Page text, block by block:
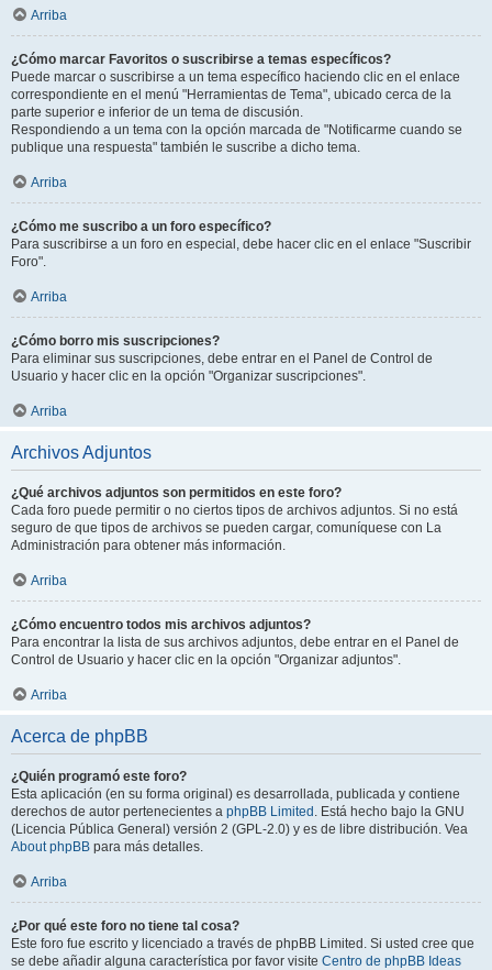
Arriba
¿Cómo marcar Favoritos o suscribirse a temas específicos?
Puede marcar o suscribirse a un tema específico haciendo clic en el enlace
correspondiente en el menú "Herramientas de Tema", ubicado cerca de la
parte superior e inferior de un tema de discusión.
Respondiendo a un tema con la opción marcada de "Notificarme cuando se
publique una respuesta" también le suscribe a dicho tema.
Arriba
¿Cómo me suscribo a un foro específico?
Para suscribirse a un foro en especial, debe hacer clic en el enlace "Suscribir
Foro".
Arriba
¿Cómo borro mis suscripciones?
Para eliminar sus suscripciones, debe entrar en el Panel de Control de
Usuario y hacer clic en la opción "Organizar suscripciones".
Arriba
Archivos Adjuntos
¿Qué archivos adjuntos son permitidos en este foro?
Cada foro puede permitir o no ciertos tipos de archivos adjuntos. Si no está
seguro de que tipos de archivos se pueden cargar, comuníquese con La
Administración para obtener más información.
Arriba
¿Cómo encuentro todos mis archivos adjuntos?
Para encontrar la lista de sus archivos adjuntos, debe entrar en el Panel de
Control de Usuario y hacer clic en la opción "Organizar adjuntos".
Arriba
Acerca de phpBB
¿Quién programó este foro?
Esta aplicación (en su forma original) es desarrollada, publicada y contiene
derechos de autor pertenecientes a phpBB Limited . Está hecho bajo la GNU
(Licencia Pública General) versión 2 (GPL-2.0) y es de libre distribución. Vea
About phpBB para más detalles.
Arriba
¿Por qué este foro no tiene tal cosa?
Este foro fue escrito y licenciado a través de phpBB Limited. Si usted cree que
se debe añadir alguna característica por favor visite Centro de phpBB Ideas